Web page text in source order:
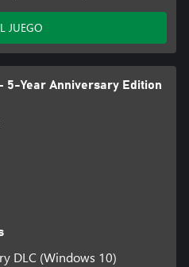
JUEGO
5-Year Anniversary Edition
DLC (Windows 10)